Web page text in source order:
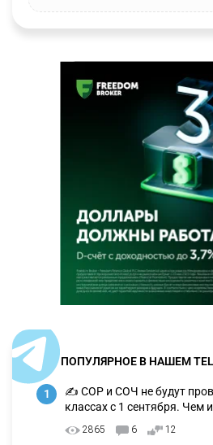
ПОПУЛЯРНОЕ В НАШЕМ
1
✍️ СОР и СОЧ не будут
классах с 1 сентября. Чем
2865 6 12